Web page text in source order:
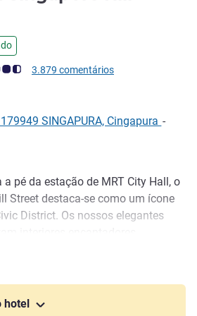
ALL)
3.879 comentários
SINGAPURA, Cingapura -
pé da estação de MRT City Hall, o
Street destaca-se como um ícone
District. Os nossos elegantes
decoração elegante, que honra
das luxuosas viagens de
design sofisticado, acorde com um
hotel